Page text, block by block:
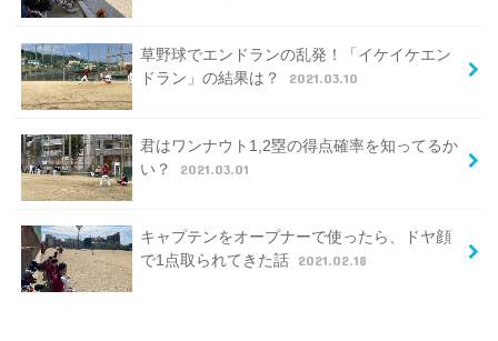
草野球でエンドランの乱発！「イケイケエン
ドラン」の結果は？
2021.03.10
君はワンナウト1,2塁の得点確率を知ってるか
い？
2021.03.01
キャプテンをオープナーで使ったら、ドヤ顔
で1点取られてきた話 2021.02.18